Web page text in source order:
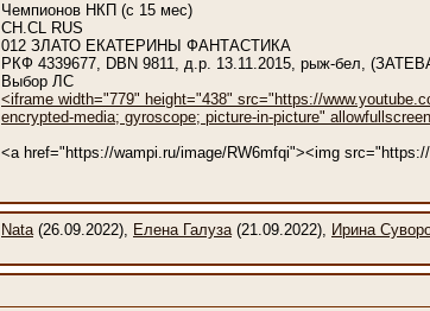
Чемпионов НКП (с 15 мес)
CH.CL RUS
012 ЗЛАТО ЕКАТЕРИНЫ ФАНТАСТИКА
РКФ 4339677, DBN 9811, д.р. 13.11.2015, рыж-бел,
Выбор ЛС
<iframe width="779" height="438" src="https://
encrypted-media; gyroscope; picture-in-picture"
<a href="https://wampi.ru/image/RW6mfqi"><img
Nata(26.09.2022), Елена Галуза(21.09.2022), Ирина